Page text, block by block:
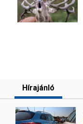
Hírajánló